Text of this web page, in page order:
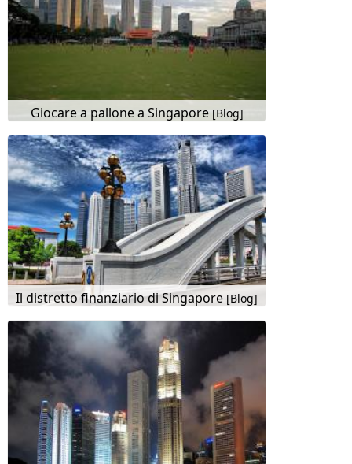
Giocare a pallone a Singapore [Blog]
Il distretto finanziario di Singapore [Blog]